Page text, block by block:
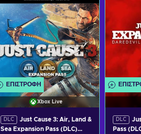
ΕΠΙΣΤΡΟΦΉ
Xbox Live
DLC
Just Cause 3: Air, Land &
Sea Expansion Pass (DLC)
DLC
Pass